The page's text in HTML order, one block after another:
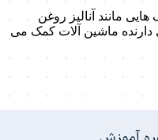
مانند آنالیز روغن
ماشین آلات کمک می